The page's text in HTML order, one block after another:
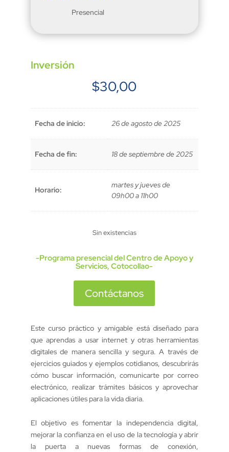
Presencial
Inversión
$30,00
Fecha de inicio: 26 de agosto de 2025
Fecha de fin: 18 de septiembre de 2025
Horario:
martes y jueves de
09h00 a 11h00
Sin existencias
-Programa presencial del Centro de Apoyo y
Servicios, Cotocollao-
Contáctanos
Este curso práctico y amigable está diseñado para
que aprendas a usar internet y otras herramientas
digitales de manera sencilla y segura. A través de
ejercicios guiados y ejemplos cotidianos, descubrirás
cómo buscar información, comunicarte por correo
electrónico, realizar trámites básicos y aprovechar
aplicaciones útiles para la vida diaria.
El objetivo es fomentar la independencia digital,
mejorar la confianza en el uso de la tecnología y abrir
la puerta a nuevas formas de conexión,